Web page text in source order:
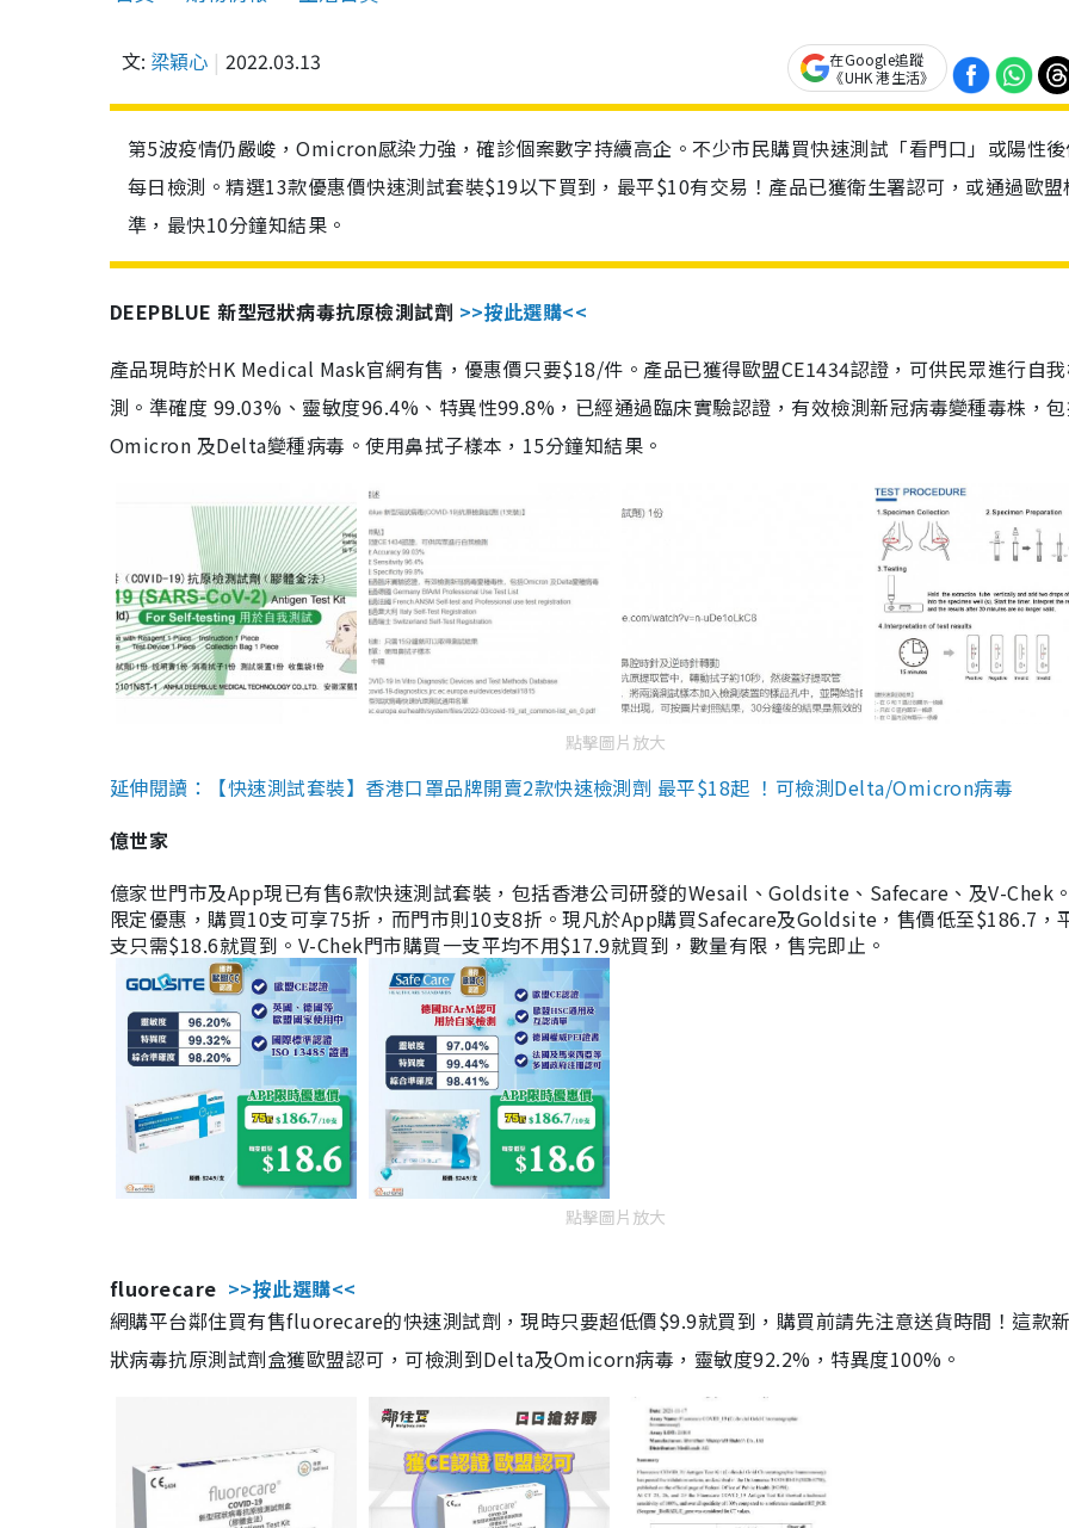
文: 梁穎心 2022.03.13
在Google追蹤
《UHK 港生活》
第5波疫情仍嚴峻，Omicron感染力強，確診個案數字持續高企。不少市民購買快速測試「看門口」或陽性
每日檢測。精選13款優惠價快速測試套裝$19以下買到，最平$10有交易！產品已獲衛生署認可，或通過歐盟
準，最快10分鐘知結果。
DEEPBLUE 新型冠狀病毒抗原檢測試劑 >>按此選購<<
產品現時於HK Medical Mask官網有售，優惠價只要$18/件。產品已獲得歐盟CE1434認證，可供民眾進行自
測。準確度 99.03%、靈敏度96.4%、特異性99.8%，已經通過臨床實驗認證，有效檢測新冠病毒變種毒株，
Omicron 及Delta變種病毒。使用鼻拭子樣本，15分鐘知結果。
點擊圖片放大
延伸閱讀：【快速測試套裝】香港口罩品牌開賣2款快速檢測劑 最平$18起 ！可檢測Delta/Omicron病毒
億世家
億家世門市及App現已有售6款快速測試套裝，包括香港公司研發的Wesail、Goldsite、Safecare、及V-Chek
限定優惠，購買10支可享75折，而門市則10支8折。現凡於App購買Safecare及Goldsite，售價低至$186.7，
支只需$18.6就買到。V-Chek門市購買一支平均不用$17.9就買到，數量有限，售完即止。
點擊圖片放大
fluorecare >>按此選購<<
網購平台鄰住買有售fluorecare的快速測試劑，現時只要超低價$9.9就買到，購買前請先注意送貨時間！這款
狀病毒抗原測試劑盒獲歐盟認可，可檢測到Delta及Omicorn病毒，靈敏度92.2%，特異度100%。